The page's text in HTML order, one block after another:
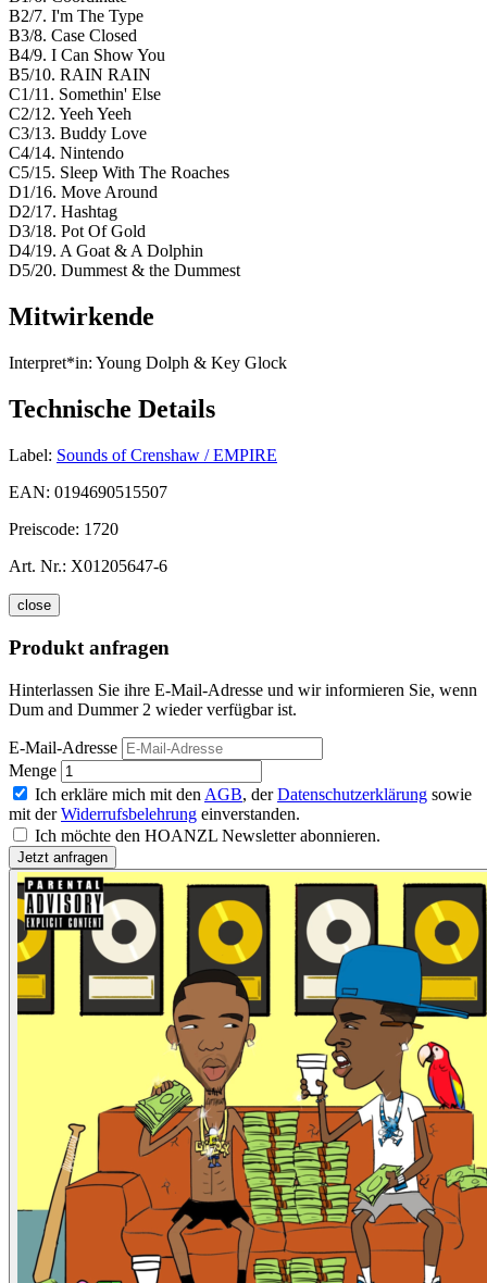
B2/7. I'm The Type
B3/8. Case Closed
B4/9. I Can Show You
B5/10. RAIN RAIN
C1/11. Somethin' Else
C2/12. Yeeh Yeeh
C3/13. Buddy Love
C4/14. Nintendo
C5/15. Sleep With The Roaches
D1/16. Move Around
D2/17. Hashtag
D3/18. Pot Of Gold
D4/19. A Goat & A Dolphin
D5/20. Dummest & the Dummest
Mitwirkende
Interpret*in: Young Dolph & Key Glock
Technische Details
Label: Sounds of Crenshaw / EMPIRE
EAN: 0194690515507
Preiscode: 1720
Art. Nr.: X01205647-6
close
Produkt anfragen
Hinterlassen Sie ihre E-Mail-Adresse und wir informieren Sie, wenn
Dum and Dummer 2 wieder verfügbar ist.
E-Mail-Adresse
Menge
Ich erkläre mich mit den AGB, derDatenschutzerklärung sowie
mit derWiderrufsbelehrung einverstanden.
Ich möchte den HOANZL Newsletter abonnieren.